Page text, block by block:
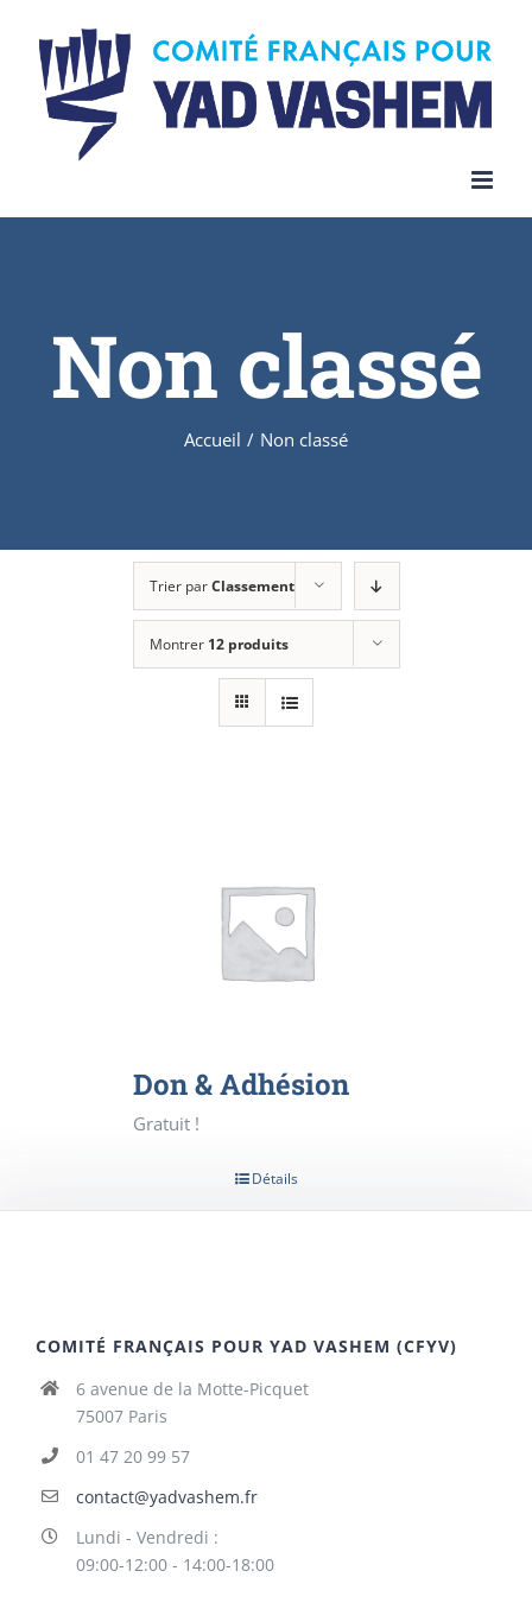
content
Non classé
Accueil / Non classé
Trier parClassement
Montrer 12 produits
Don & Adhésion
Gratuit !
Détails
COMITÉ FRANÇAIS POUR YAD VASHEM (CFYV)
6 avenue de la Motte-Picquet
75007 Paris
01 47 20 99 57
contact@yadvashem.fr
Lundi - Vendredi :
09:00-12:00 - 14:00-18:00